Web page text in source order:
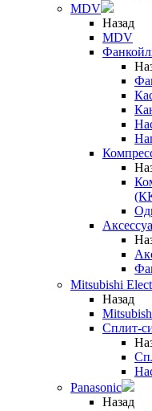
MDV
Назад
MDV
Mitsubishi
Назад
Сплит-
Panasonic
Назад